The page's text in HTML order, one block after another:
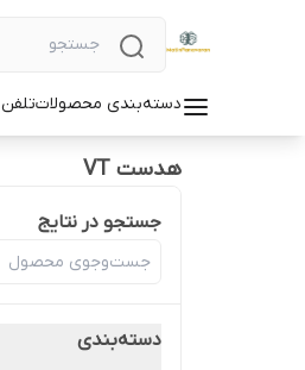
دسته‌بندی محصولاتتلفن open box
هدست VT
جستجو در نتایج
دسته‌بندی